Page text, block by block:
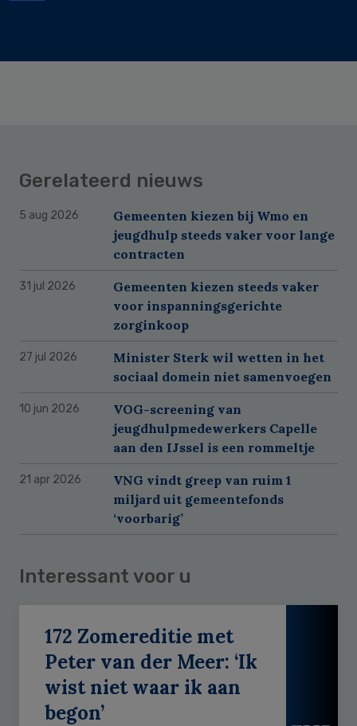
Gerelateerd nieuws
5 aug 2026
Gemeenten kiezen bij Wmo en
jeugdhulp steeds vaker voor lange
contracten
31 jul 2026
Gemeenten kiezen steeds vaker
voor inspanningsgerichte
zorginkoop
27 jul 2026
Minister Sterk wil wetten in het
sociaal domein niet samenvoegen
10 jun 2026
VOG-screening van
jeugdhulpmedewerkers Capelle
aan den IJssel is een rommeltje
21 apr 2026
VNG vindt greep van ruim 1
miljard uit gemeentefonds
‘voorbarig’
Interessant voor u
172 Zomereditie met
Peter van der Meer: ‘Ik
wist niet waar ik aan
begon’